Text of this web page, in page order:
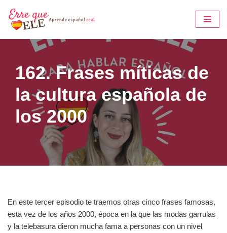
Saltar
al
contenido
162. Frases míticas de
la cultura española de
los 2000
En este tercer episodio te traemos otras cinco frases famosas,
esta vez de los años 2000, época en la que las modas garrulas
y la telebasura dieron mucha fama a personas con un nivel